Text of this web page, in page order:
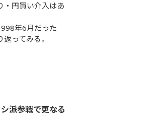
・円買い介入はあ
年6月だった
ってみる。
派参戦で更なる